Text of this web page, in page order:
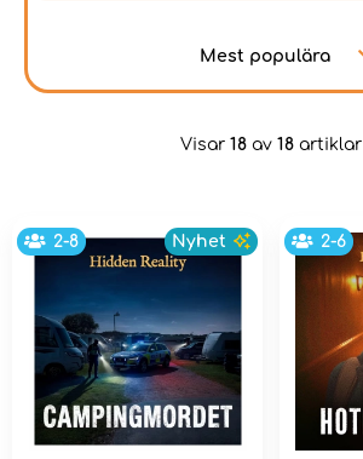
Mest populära
Visar 18 av 18 artiklar
2-8 Nyhet 2-6